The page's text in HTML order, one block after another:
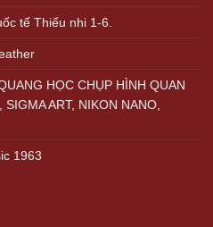
tế Thiếu nhi 1-6.
HỌC CHỤP HÌNH QUAN
ART, NIKON NANO,
1963